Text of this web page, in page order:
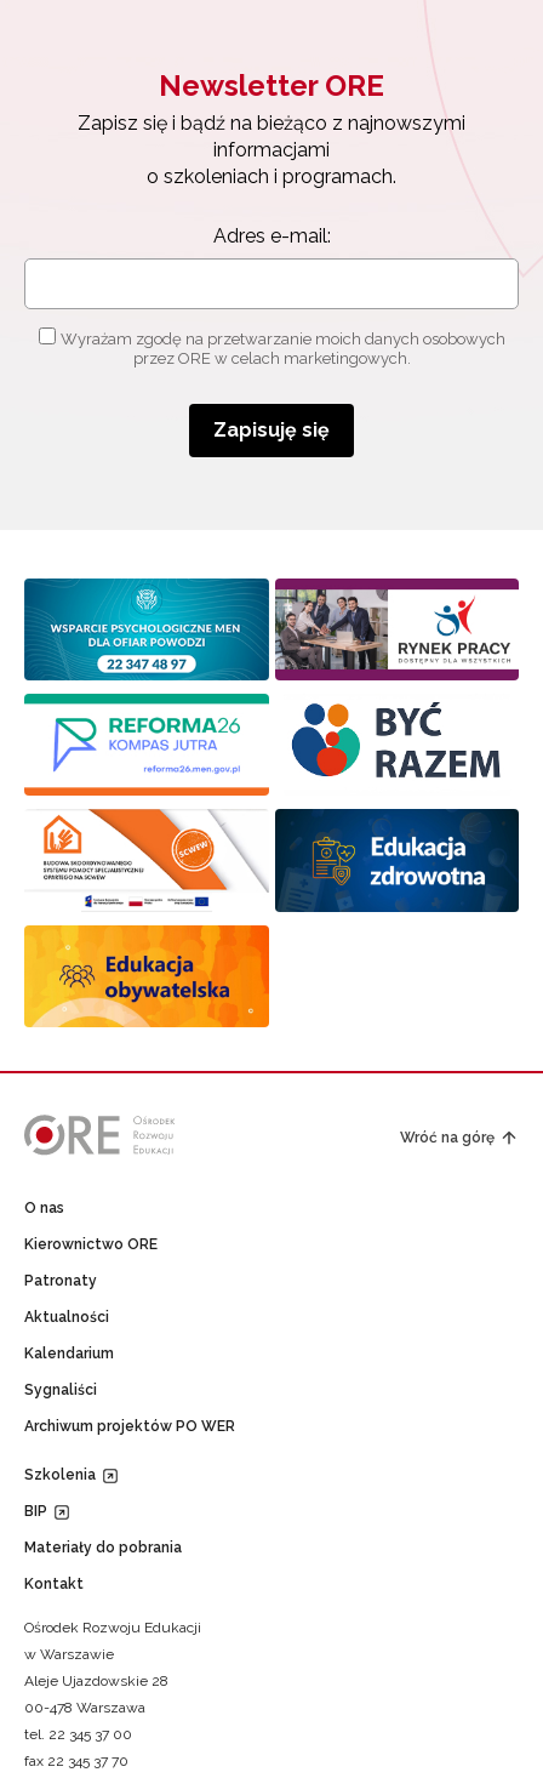
Newsletter ORE
Zapisz się i bądź na bieżąco z najnowszymi
informacjami
o szkoleniach i programach.
Adres e-mail:
Wyrażam zgodę na przetwarzanie moich danych osobowych
przez ORE w celach marketingowych.
Zapisuję się
Wróć na górę
O nas
Kierownictwo ORE
Patronaty
Aktualności
Kalendarium
Sygnaliści
Archiwum projektów PO WER
Szkolenia
BIP
Materiały do pobrania
Kontakt
Ośrodek Rozwoju Edukacji
w Warszawie
Aleje Ujazdowskie 28
00-478 Warszawa
tel. 22 345 37 00
fax 22 345 37 70